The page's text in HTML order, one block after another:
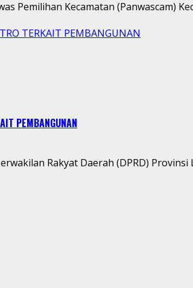
Pemilihan Kecamatan (Panwascam)
TERKAIT PEMBANGUNAN
PEMBANGUNAN
Rakyat Daerah (DPRD)